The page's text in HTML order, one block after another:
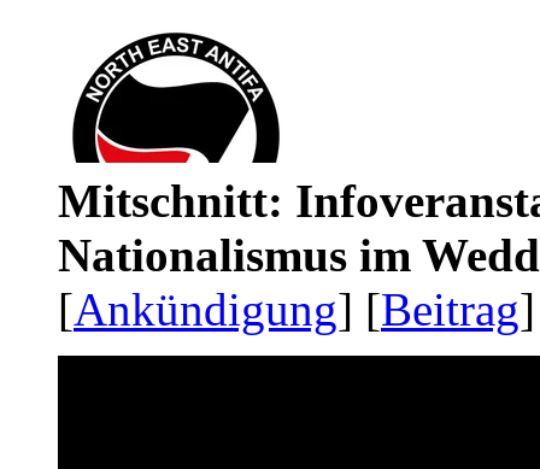
Mitschnitt:
Nationalismus im
[Ankündigung] [Beitrag